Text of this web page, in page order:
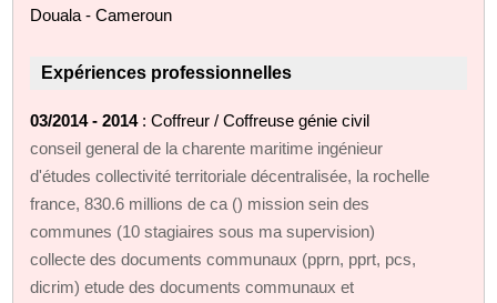
Douala - Cameroun
Expériences professionnelles
03/2014 - 2014: Coffreur / Coffreuse génie civil
conseil general de la charente maritime ingénieur
d'études collectivité territoriale décentralisée, la rochelle
france, 830.6 millions de ca () mission sein des
communes (10 stagiaires sous ma supervision)
collecte des documents communaux (pprn, pprt, pcs,
dicrim) etude des documents communaux et